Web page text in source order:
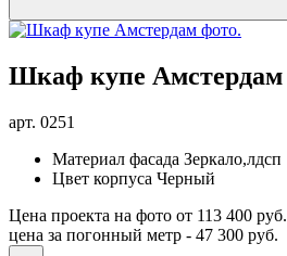
Шкаф купе Амстердам
арт. 0251
Материал фасада Зеркало,лдсп
Цвет корпуса Черный
Цена проекта на фото от 113 400 руб.
цена за погонный метр - 47 300 руб.